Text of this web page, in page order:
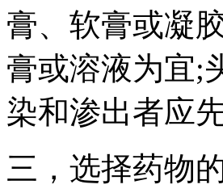
膏、软膏或凝
膏或溶液为宜;
染和渗出者应
三，选择药物